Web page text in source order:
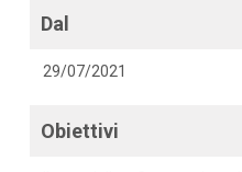
Dal
29/07/2021
Obiettivi